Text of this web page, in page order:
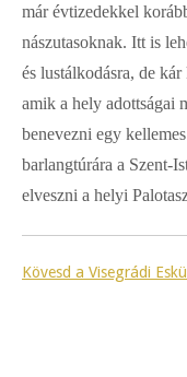
már évtizedekkel
nászutasoknak. Itt is
és lustálkodásra, de
amik a hely adottságai
benevezni egy
barlangtúrára a Szent-
elveszni a helyi
Kövesd a Visegrádi